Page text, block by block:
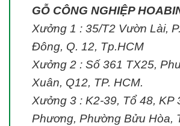
GỖ CÔNG NGHIỆP
Xưởng 1 : 35/T2 Vườn Lài,
Đông, Q. 12, Tp.HCM
Xưởng 2 : Số 361 TX25,
Xuân, Q12, TP. HCM.
Xưởng 3 : K2-39, Tổ 48, KP
Phương, Phường Bửu Hòa,